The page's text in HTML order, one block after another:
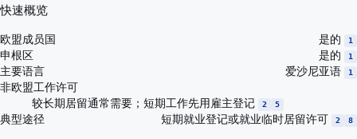
快速概览
欧盟成员国 是的 1
申根区 是的 1
主要语言 爱沙尼亚语 1
非欧盟工作许可
较长期居留通常需要；短期工作先用雇主登记 2 5
典型途径 短期就业登记或就业临时居留许可 2 8